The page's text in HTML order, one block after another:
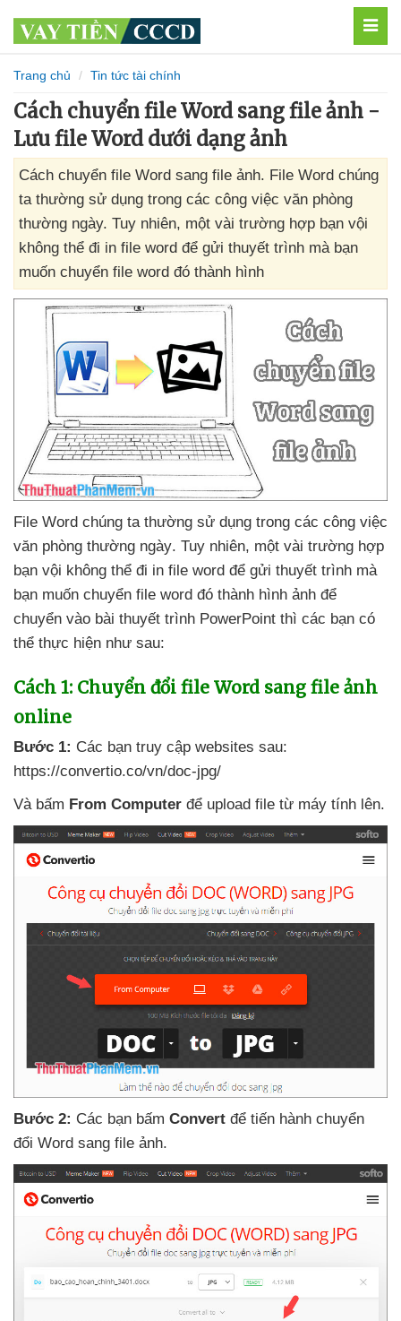
Trang chủ Tin tức tài chính
Cách chuyển file Word sang file ảnh -
Lưu file Word dưới dạng ảnh
Cách chuyển file Word sang file ảnh. File Word chúng
ta thường sử dụng trong các công việc văn phòng
thường ngày. Tuy nhiên, một vài trường hợp bạn vội
không thể đi in file word để gửi thuyết trình mà bạn
muốn chuyển file word đó thành hình
File Word chúng ta thường sử dụng trong các công việc
văn phòng thường ngày. Tuy nhiên, một vài trường hợp
bạn vội không thể đi in file word để gửi thuyết trình mà
bạn muốn chuyển file word đó thành hình ảnh để
chuyển vào bài thuyết trình PowerPoint thì các bạn có
thể thực hiện như sau:
Cách 1: Chuyển đổi file Word sang file ảnh
online
Bước 1: Các bạn truy cập websites sau:
https://convertio.co/vn/doc-jpg/
Và bấm From Computer để upload file từ máy tính lên.
Bước 2: Các bạn bấm Convert để tiến hành chuyển
đổi Word sang file ảnh.